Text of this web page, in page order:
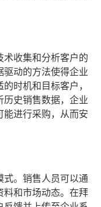
收集和分析客户的
驱动的方法使得企业
时机和目标客户，
史销售数据，企业
能进行采购，从而安
式。销售人员可以通
料和市场动态。在拜